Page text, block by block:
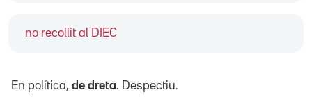
no recollit al DIEC
En política, de dreta. Despectiu.